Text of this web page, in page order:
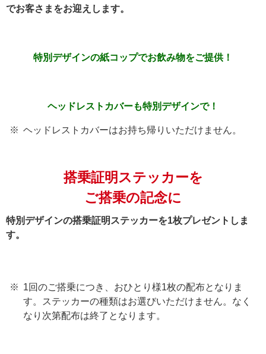
でお客さまをお迎えします。
特別デザインの紙コップでお飲み物をご提供！
ヘッドレストカバーも特別デザインで！
ヘッドレストカバーはお持ち帰りいただけません。
搭乗証明ステッカーを
ご搭乗の記念に
特別デザインの搭乗証明ステッカーを1枚プレゼントしま
す。
1回のご搭乗につき、おひとり様1枚の配布となりま
す。ステッカーの種類はお選びいただけません。なく
なり次第配布は終了となります。